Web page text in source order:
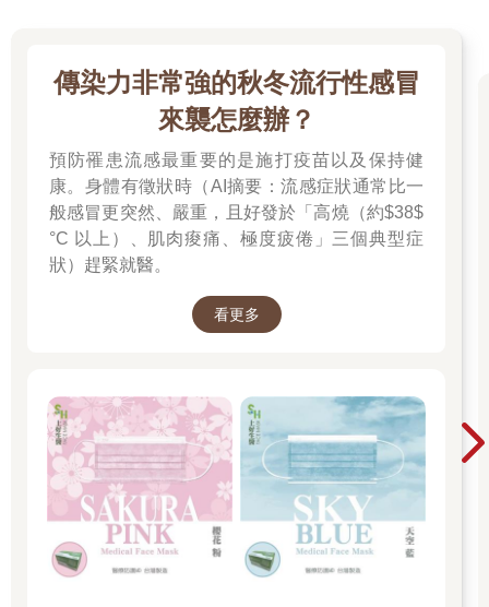
傳染力非常強的秋冬流行性感冒
來襲怎麼辦？
預防罹患流感最重要的是施打疫苗以及保持健
康。身體有徵狀時（AI摘要：流感症狀通常比一
般感冒更突然、嚴重，且好發於「高燒（約$38$
°C 以上）、肌肉痠痛、極度疲倦」三個典型症
狀）趕緊就醫。
看更多